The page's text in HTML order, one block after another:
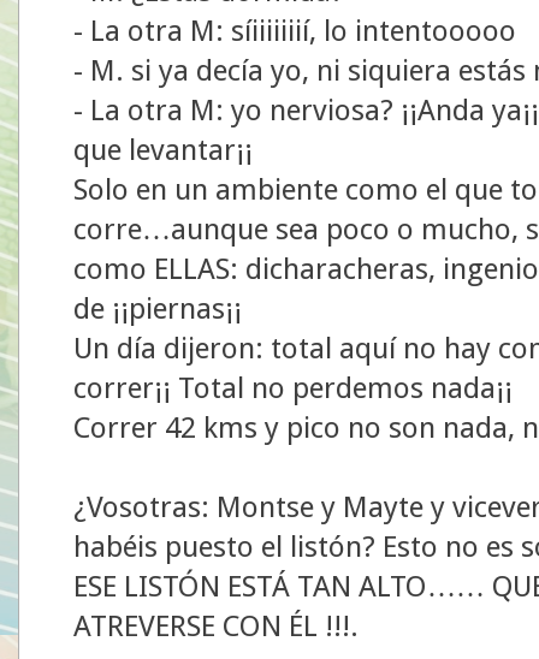
- La otra M: síiiiiiiií, lo intentooooo
- M. si ya decía yo, ni siquiera estás
- La otra M: yo nerviosa? ¡¡Anda
que levantar¡¡
Solo en un ambiente como el que
corre…aunque sea poco o mucho,
como ELLAS: dicharacheras,
de ¡¡piernas¡¡
Un día dijeron: total aquí no hay
correr¡¡ Total no perdemos nada¡¡
Correr 42 kms y pico no son nada,
¿Vosotras: Montse y Mayte y
habéis puesto el listón? Esto no es
ESE LISTÓN ESTÁ TAN ALTO……
ATREVERSE CON ÉL !!!.